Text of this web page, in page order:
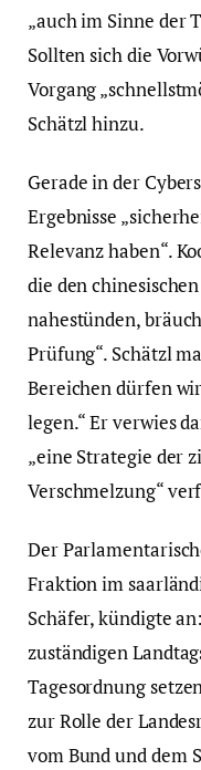
„auch im Sinne der
Sollten sich die
Vorgang
Schätzl hinzu.
Gerade in der
Ergebnisse
Relevanz haben“.
die den
nahestünden,
Prüfung“. Schätzl
Bereichen dürfen
legen.“ Er verwies
„eine Strategie der
Verschmelzung“
Der
Fraktion im
Schäfer, kündigte
zuständigen
Tagesordnung
zur Rolle der
vom Bund und dem